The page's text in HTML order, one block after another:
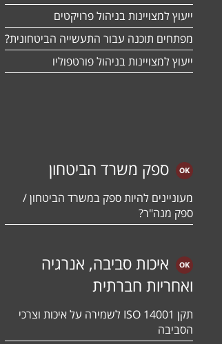
ייעוץ למצויינות בניהול פרויקטים
מפתחים תוכנה עבור התעשייה הביטחונית?
ייעוץ למצויינות בניהול פורטפוליו
ספק משרד הביטחון
מעוניינים להיות ספק במשרד הביטחון /
ספק מנה"ר?
איכות סביבה, אנרגיה
ואחריות חברתית
תקן ISO 14001 לשמירה על איכות וצרכי
הסביבה